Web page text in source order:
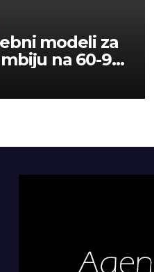
modeli za
na 60-90